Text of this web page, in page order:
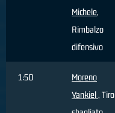
Michele,
Rimbalzo
difensivo
1:50
Moreno
Yankiel, Tiro